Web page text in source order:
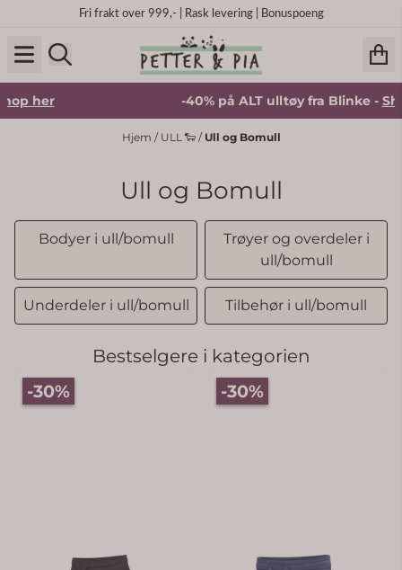
Hopp til innholdFri frakt over 999,- | Rask levering | Bonuspoeng
-40% på ALT ulltøy fra Blinke -Shop her
Hjem / ULL 🐑 / Ull og Bomull
Ull og Bomull
Bodyer i ull/bomull
Trøyer og overdeler i
ull/bomull
Underdeler i ull/bomull Tilbehør i ull/bomull
Bestselgere i kategorien
-30%
-30%